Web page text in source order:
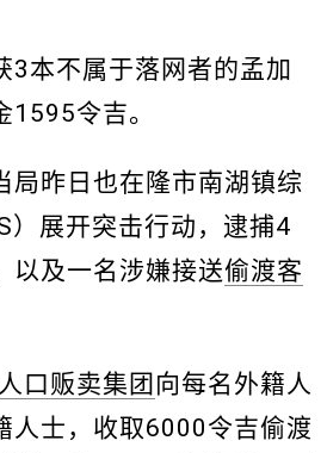
3本不属于落网者的孟加
1595令吉。
局昨日也在隆市南湖镇综
）展开突击行动，逮捕4
以及一名涉嫌接送偷渡客
人口贩卖集团 向每名外籍人
人士，收取6000令吉偷渡